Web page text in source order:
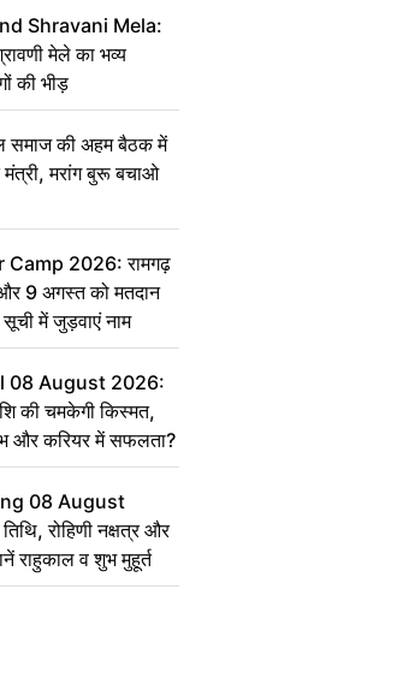
Shravani Mela:
मेले का भव्य
की भीड़
समाज की अहम बैठक में
मंत्री, मरांग बुरू बचाओ
2026: रामगढ़
9 अगस्त को मतदान
में जुड़वाएं नाम
08 August 2026:
की चमकेगी किस्मत,
और करियर में सफलता?
08 August
रोहिणी नक्षत्र और
राहुकाल व शुभ मुहूर्त